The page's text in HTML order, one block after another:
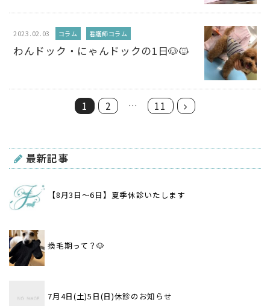
2023.02.03 コラム 看護師コラム
わんドック・にゃんドックの1日🐶🐱
1 2 … 11
最新記事
【8月3日〜6日】夏季休診いたします
換毛期って？🐶
7月4日(土)5日(日)休診のお知らせ